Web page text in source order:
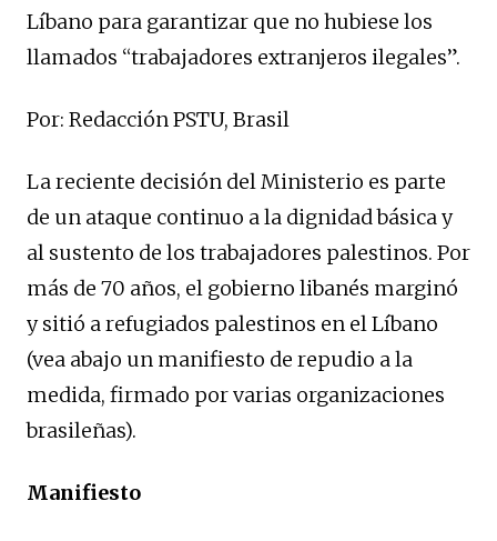
Líbano para garantizar que no hubiese los
llamados “trabajadores extranjeros ilegales”.
Por: Redacción PSTU, Brasil
La reciente decisión del Ministerio es parte
de un ataque continuo a la dignidad básica y
al sustento de los trabajadores palestinos. Por
más de 70 años, el gobierno libanés marginó
y sitió a refugiados palestinos en el Líbano
(vea abajo un manifiesto de repudio a la
medida, firmado por varias organizaciones
brasileñas).
Manifiesto